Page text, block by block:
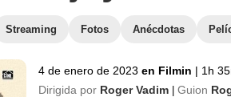
Streaming Fotos Anécdotas
4 de enero de 2023 en Filmin | 1h
Dirigida por Roger Vadim Guion